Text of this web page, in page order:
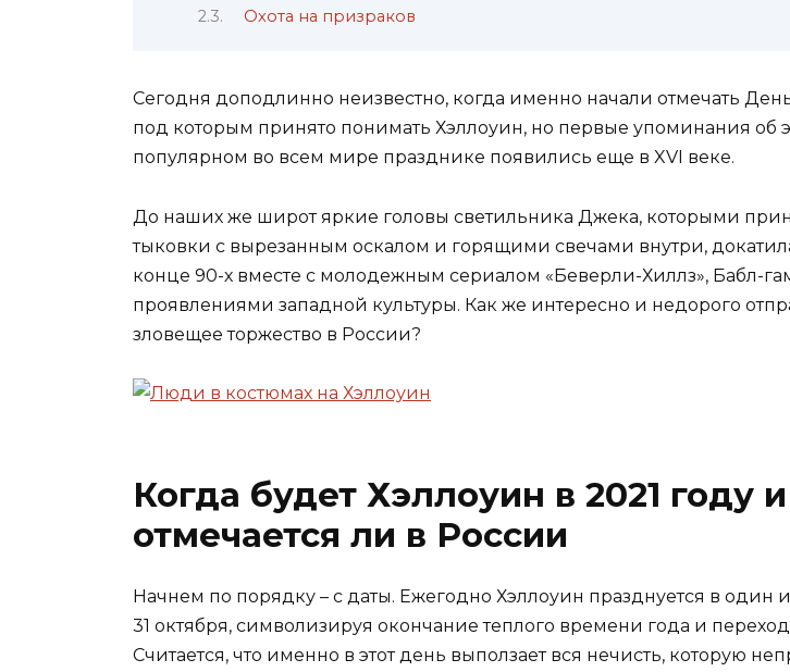
Охота на призраков
Сегодня доподлинно неизвестно, когда именно начали отмечать День
под которым принято понимать Хэллоуин, но первые упоминания об
популярном во всем мире празднике появились еще в XVI веке.
До наших же широт яркие головы светильника Джека, которыми
тыковки с вырезанным оскалом и горящими свечами внутри,
конце 90-х вместе с молодежным сериалом «Беверли-Хиллз», Бабл-
проявлениями западной культуры. Как же интересно и недорого
зловещее торжество в России?
Когда будет Хэллоуин в 2021 году и
отмечается ли в России
Начнем по порядку – с даты. Ежегодно Хэллоуин празднуется в один
31 октября, символизируя окончание теплого времени года и
Считается, что именно в этот день выползает вся нечисть, которую